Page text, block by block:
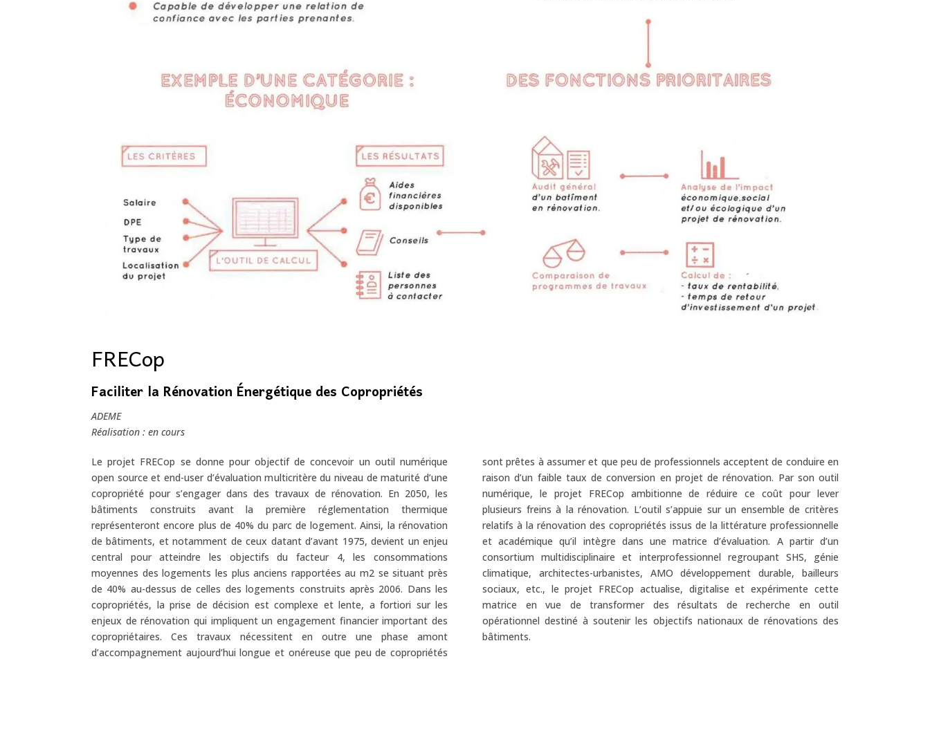
FRECop
Faciliter la Rénovation Énergétique des Copropriétés
ADEME
Réalisation : en cours
Le projet FRECop se donne pour objectif de concevoir un outil numérique
open source et end-user d’évaluation multicritère du niveau de maturité d’une
copropriété pour s’engager dans des travaux de rénovation. En 2050, les
bâtiments construits avant la première réglementation thermique
représenteront encore plus de 40% du parc de logement. Ainsi, la rénovation
de bâtiments, et notamment de ceux datant d’avant 1975, devient un enjeu
central pour atteindre les objectifs du facteur 4, les consommations
moyennes des logements les plus anciens rapportées au m2 se situant près
de 40% au-dessus de celles des logements construits après 2006. Dans les
copropriétés, la prise de décision est complexe et lente, a fortiori sur les
enjeux de rénovation qui impliquent un engagement financier important des
copropriétaires. Ces travaux nécessitent en outre une phase amont
d’accompagnement aujourd’hui longue et onéreuse que peu de copropriétés
sont prêtes à assumer et que peu de professionnels acceptent de conduire en
raison d’un faible taux de conversion en projet de rénovation. Par son outil
numérique, le projet FRECop ambitionne de réduire ce coût pour lever
plusieurs freins à la rénovation. L’outil s’appuie sur un ensemble de critères
relatifs à la rénovation des copropriétés issus de la littérature professionnelle
et académique qu’il intègre dans une matrice d’évaluation. A partir d’un
consortium multidisciplinaire et interprofessionnel regroupant SHS, génie
climatique, architectes-urbanistes, AMO développement durable, bailleurs
sociaux, etc., le projet FRECop actualise, digitalise et expérimente cette
matrice en vue de transformer des résultats de recherche en outil
opérationnel destiné à soutenir les objectifs nationaux de rénovations des
bâtiments.